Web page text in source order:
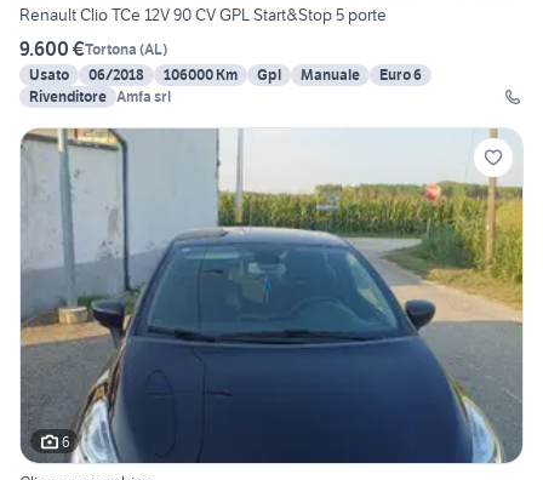
Renault Clio TCe 12V 90 CV GPL Start&Stop 5 porte
9.600 €Tortona (AL)
Usato
06/2018 106000 Km Gpl Manuale
Euro 6
Rivenditore Amfa srl
6